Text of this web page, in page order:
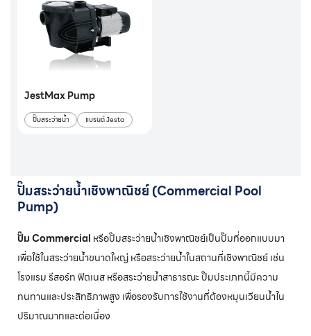
JestMax Pump
ปั๊มสระว่ายน้ำ แบรนด์ Jesta
ปั๊มสระว่ายน้ำเชิงพาณิชย์ (Commercial Pool
Pump)
ปั๊ม Commercial หรือปั๊มสระว่ายน้ำเชิงพาณิชย์เป็นปั๊มที่ออกแบบมา
เพื่อใช้ในสระว่ายน้ำขนาดใหญ่ หรือสระว่ายน้ำในสถานที่เชิงพาณิชย์ เช่น
โรงแรม รีสอร์ท ฟิตเนส หรือสระว่ายน้ำสาธารณะ ปั๊มประเภทนี้มีความ
ทนทานและประสิทธิภาพสูง เพื่อรองรับการใช้งานที่ต้องหมุนเวียนน้ำใน
ปริมาณมากและต่อเนื่อง